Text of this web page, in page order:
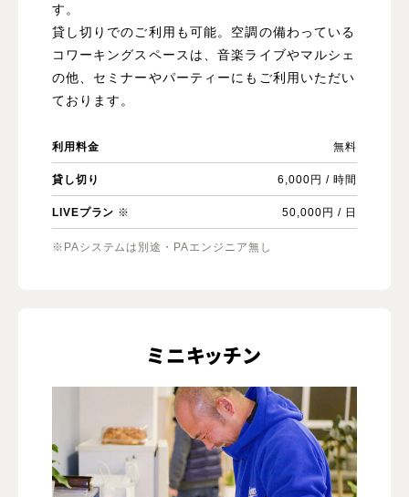
す。
貸し切りでのご利用も可能。空調の備わっている
コワーキングスペースは、音楽ライブやマルシェ
の他、セミナーやパーティーにもご利用いただい
ております。
利用料金 無料
貸し切り 6,000円 / 時間
LIVEプラン ※ 50,000円 / 日
※PAシステムは別途・PAエンジニア無し
ミニキッチン